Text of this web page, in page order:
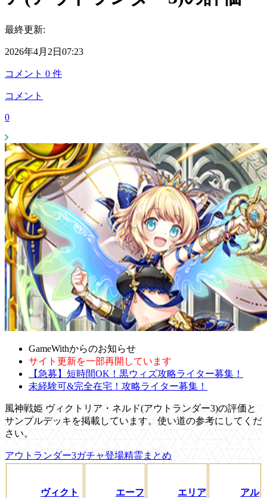
最終更新:
2026年4月2日07:23
コメント 0 件
コメント
0
GameWithからのお知らせ
サイト更新を一部再開しています
【急募】短時間OK！黒ウィズ攻略ライター募集！
未経験可&完全在宅！攻略ライター募集！
風神戦姫 ヴィクトリア・ネルド(アウトランダー3)の評価と
サンプルデッキを掲載しています。使い道の参考にしてくだ
さい。
アウトランダー3ガチャ登場精霊まとめ
ヴィクト
エーフ
エリア
アル